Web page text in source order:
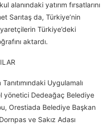
alanındaki yatırım fırsatlarını
Sarıtaş da, Türkiye’nin
Türkiye’deki
aktardı.
Uygulamalı
yönetici Dedeağaç Belediye
Orestiada Belediye Başkan
ve Sakız Adası